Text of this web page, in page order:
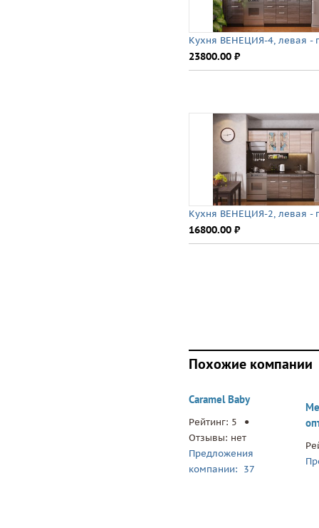
Кухня ВЕНЕЦИЯ-4, левая -
23800.00 ⃏
Кухня ВЕНЕЦИЯ-2, левая -
16800.00 ⃏
Похожие компании
Caramel Baby
Рейтинг: 5 .
Отзывы: нет
Предложения
компании: 37